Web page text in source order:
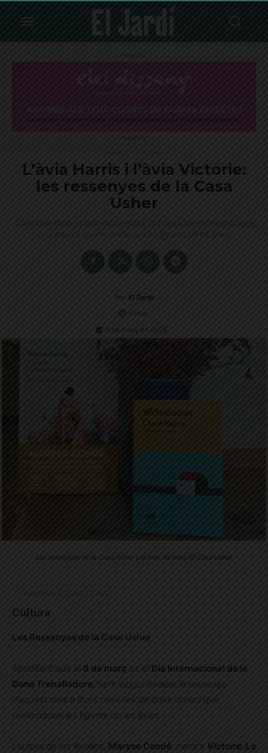
Publicitat
Publicitat
L’àvia Harris i l’àvia Victorie:
les ressenyes de la Casa
Usher
Coincidint amb la setmana del 8M, la Casa Usher destaca dues
escriptores que reivindiquen les figures de les àvies
Per El Jardí
1 min.
6 de març de 2025
Les ressenyes de la Casa Usher pel mes de març @ Casa Usher
Cultura
Les Ressenyes de la Casa Usher
Aprofitant que el 8 de març és el Dia Internacional de la
Dona Treballadora, hem volgut dedicar la ressenya
d’aquest mes a dues novel·les de dues dones que
reivindiquen les figures de les àvies.
L’autora de les Antilles, Maryse Condé , narra a Victoire. La